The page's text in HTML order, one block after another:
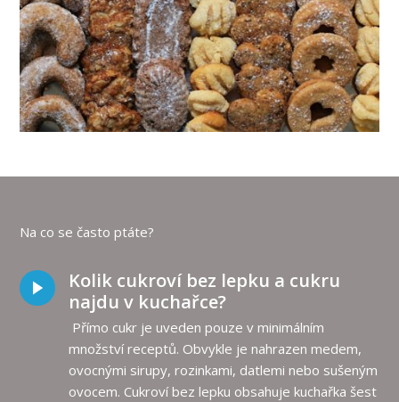
Na co se často ptáte?
Kolik cukroví bez lepku a cukru
najdu v kuchařce?
Přímo cukr je uveden pouze v minimálním
množství receptů. Obvykle je nahrazen medem,
ovocnými sirupy, rozinkami, datlemi nebo sušeným
ovocem. Cukroví bez lepku obsahuje kuchařka šest